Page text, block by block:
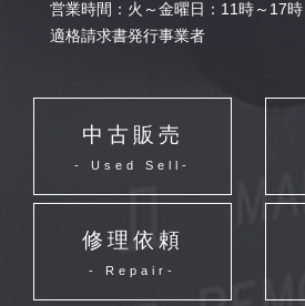
営業時間：火～金曜日：11時～17時
適格請求書発行事業者
中古販売
- Used Sell-
修理依頼
- Repair-